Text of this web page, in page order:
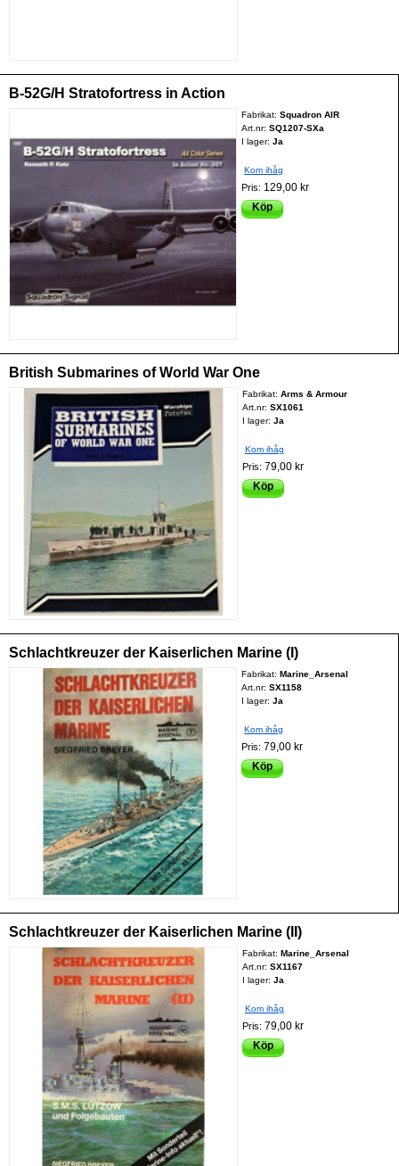
B-52G/H Stratofortress in Action
Fabrikat:Squadron AIR
Art.nr:SQ1207-SXa
I lager: Ja
Kom ihåg
Pris: 129,00 kr
Köp
British Submarines of World War One
Fabrikat: Arms & Armour
Art.nr: SX1061
I lager: Ja
Kom ihåg
Pris: 79,00 kr
Köp
Schlachtkreuzer der Kaiserlichen Marine (I)
Fabrikat:Marine_Arsenal
Art.nr:SX1158
I lager: Ja
Kom ihåg
Pris:79,00 kr
Köp
Schlachtkreuzer der Kaiserlichen Marine (II)
Fabrikat: Marine_Arsenal
Art.nr: SX1167
I lager: Ja
Kom ihåg
Pris: 79,00 kr
Köp